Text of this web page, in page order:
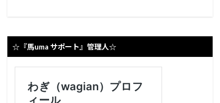
☆『馬uma サポート』管理人☆